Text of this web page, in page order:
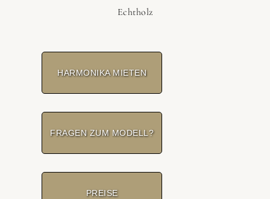
Echtholz
HARMONIKA MIETEN
FRAGEN ZUM MODELL?
PREISE